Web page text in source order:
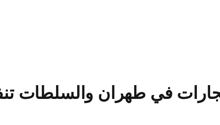
في طهران والسلطات